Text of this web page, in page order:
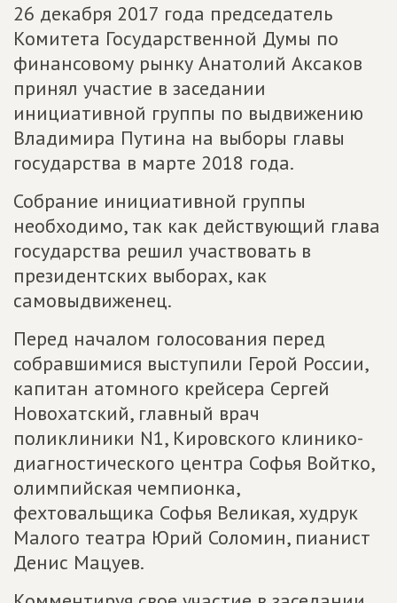
26 декабря 2017 года председатель
Комитета Государственной Думы по
финансовому рынку Анатолий Аксаков
принял участие в заседании
инициативной группы по выдвижению
Владимира Путина на выборы главы
государства в марте 2018 года.
Собрание инициативной группы
необходимо, так как действующий глава
государства решил участвовать в
президентских выборах, как
самовыдвиженец.
Перед началом голосования перед
собравшимися выступили Герой России,
капитан атомного крейсера Сергей
Новохатский, главный врач
поликлиники N1, Кировского клинико-
диагностического центра Софья Войтко,
олимпийская чемпионка,
фехтовальщика Софья Великая, худрук
Малого театра Юрий Соломин, пианист
Денис Мацуев.